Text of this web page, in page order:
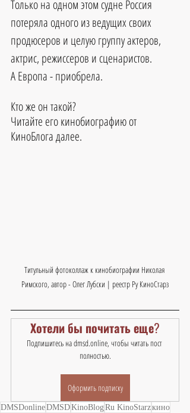
Только на одном этом судне Россия
потеряла одного из ведущих своих
продюсеров и целую группу актеров,
актрис, режиссеров и сценаристов.
А Европа - приобрела.
Кто же он такой?
Читайте его кинобиографию от
КиноБлога далее.
Титульный фотоколлаж к кинобиографии Николая
Римского, автор - Олег Лубски | реестр Ру КиноСтарз
Хотели бы почитать еще?
Подпишитесь на dmsd.online, чтобы читать пост
полностью.
Оформить подписку
DMSDonlineDMSDKinoBlogRu KinoStarzкино